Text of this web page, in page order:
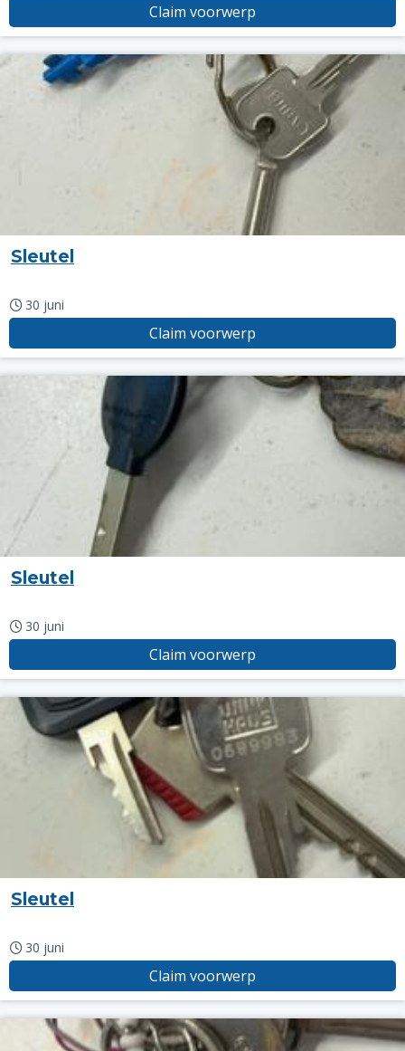
Claim voorwerp
Sleutel
30 juni
Claim voorwerp
Sleutel
30 juni
Claim voorwerp
Sleutel
30 juni
Claim voorwerp